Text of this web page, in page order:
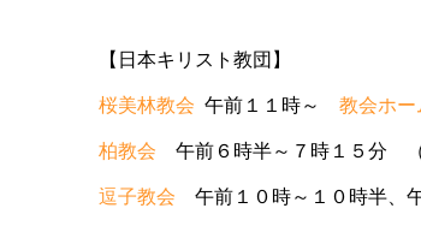
【日本キリスト教団】
桜美林教会 午前１１時～ 教会ホー
柏教会 午前６時半～７時１５分 （
逗子教会 午前１０時～１０時半、